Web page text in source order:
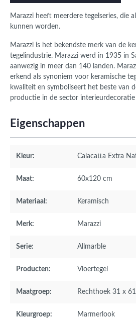
Marazzi heeft meerdere tegelseries, die
kunnen worden.
Marazzi is het bekendste merk van de
tegelindustrie. Marazzi werd in 1935 in
aanwezig in meer dan 140 landen.
erkend als synoniem voor keramische
kwaliteit en symboliseert het beste van
productie in de sector interieurdecoratie
Eigenschappen
Kleur: Calacatta Extra
Maat: 60x120 cm
Materiaal: Keramisch
Merk: Marazzi
Serie: Allmarble
Producten: Vloertegel
Maatgroep: Rechthoek 31 x
Kleurgroep: Marmerlook